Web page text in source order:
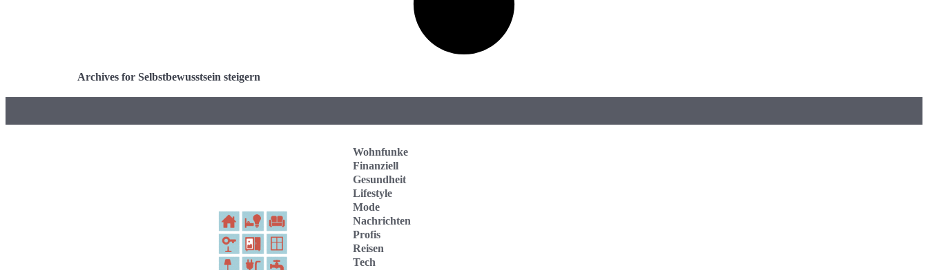
Archives for Selbstbewusstsein steigern
Wohnfunke
Finanziell
Gesundheit
Lifestyle
Mode
Nachrichten
Profis
Reisen
Tech